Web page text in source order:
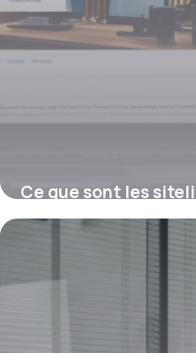
Ce que sont les
optimiser leur